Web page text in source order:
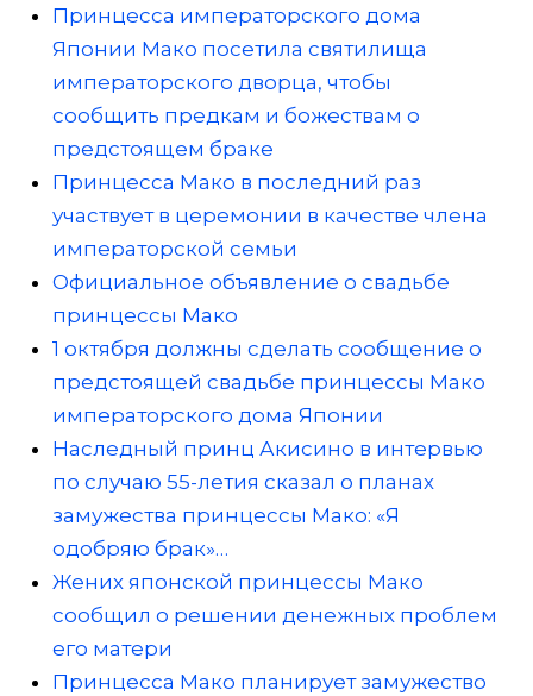
Принцесса императорского дома
Японии Мако посетила святилища
императорского дворца, чтобы
сообщить предкам и божествам о
предстоящем браке
Принцесса Мако в последний раз
участвует в церемонии в качестве члена
императорской семьи
Официальное объявление о свадьбе
принцессы Мако
1 октября должны сделать сообщение о
предстоящей свадьбе принцессы Мако
императорского дома Японии
Наследный принц Акисино в интервью
по случаю 55-летия сказал о планах
замужества принцессы Мако: «Я
одобряю брак»…
Жених японской принцессы Мако
сообщил о решении денежных проблем
его матери
Принцесса Мако планирует замужество